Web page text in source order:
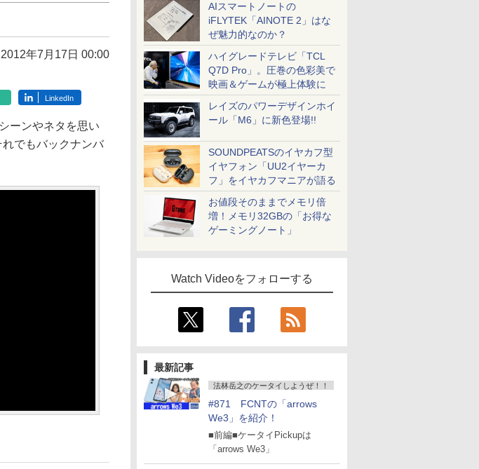
AIスマートノートの
iFLYTEK「AINOTE 2」はな
ぜ魅力的なのか？
ハイグレードテレビ「TCL
Q7D Pro」。圧巻の色彩美で
映画＆ゲームが極上体験に
レイズのパワーデザインホイ
ール「M6」に新色登場!!
SOUNDPEATSのイヤカフ型
イヤフォン「UU2イヤーカ
フ」をイヤカフマニアが語る
お値段そのままでメモリ倍
増！メモリ32GBの「お得な
ゲーミングノート」
Watch Videoをフォローする
最新記事
法林岳之のケータイしようぜ！！
#871 FCNTの「arrows
We3」を紹介！
■前編■ケータイPickupは
「arrows We3」
2012年7月17日 00:00
LinkedIn
ーンやネタを思い
でもバックナンバ